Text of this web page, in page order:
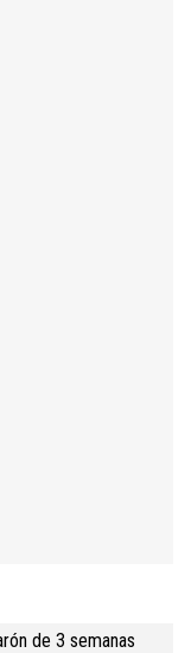
de 3 semanas